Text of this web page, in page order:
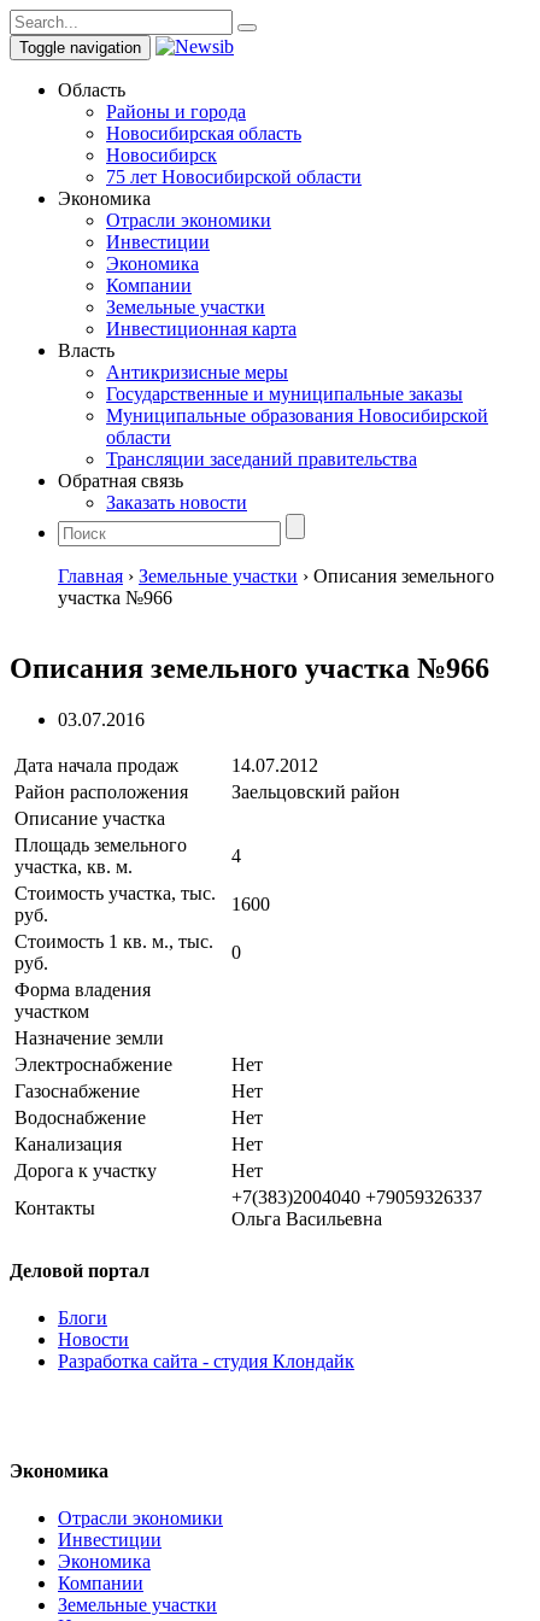
Toggle navigation
Область
Районы и города
Новосибирская область
Новосибирск
75 лет Новосибирской области
Экономика
Отрасли экономики
Инвестиции
Экономика
Компании
Земельные участки
Инвестиционная карта
Власть
Антикризисные меры
Государственные и муниципальные заказы
Муниципальные образования Новосибирской
области
Трансляции заседаний правительства
Обратная связь
Заказать новости
Главная › Земельные участки › Описания земельного
участка №966
Описания земельного участка №966
03.07.2016
Дата начала продаж
14.07.2012
Район расположения
Заельцовский район
Описание участка
Площадь земельного
участка, кв. м.
4
Стоимость участка, тыс.
руб.
1600
Стоимость 1 кв. м., тыс.
руб.
0
Форма владения
участком
Назначение земли
Электроснабжение
Нет
Газоснабжение
Нет
Водоснабжение
Нет
Канализация
Нет
Дорога к участку
Нет
Контакты
+7(383)2004040 +79059326337
Ольга Васильевна
Деловой портал
Блоги
Новости
Разработка сайта - студия Клондайк
Экономика
Отрасли экономики
Инвестиции
Экономика
Компании
Земельные участки